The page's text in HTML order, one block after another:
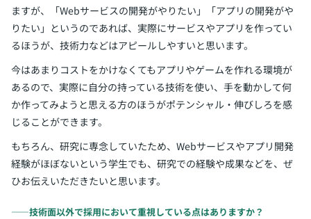
ますが、「Webサービスの開発がやりたい」「アプリの開発がや
りたい」というのであれば、実際にサービスやアプリを作ってい
るほうが、技術力などはアピールしやすいと思います。
今はあまりコストをかけなくてもアプリやゲームを作れる環境が
あるので、実際に自分の持っている技術を使い、手を動かして何
か作ってみようと思える方のほうがポテンシャル・伸びしろを感
じることができます。
もちろん、研究に専念していたため、Webサービスやアプリ開発
経験がほぼないという学生でも、研究での経験や成果などを、ぜ
ひお伝えいただきたいと思います。
――技術面以外で採用において重視している点はありますか？